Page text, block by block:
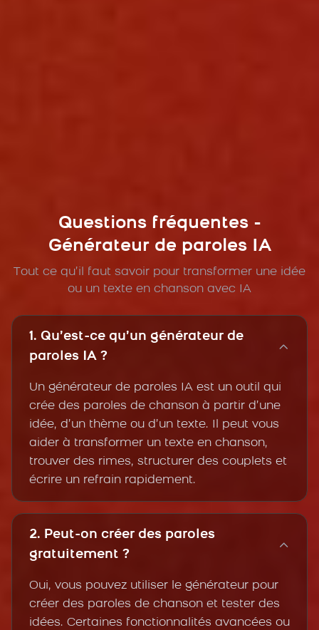
Questions fréquentes -
Générateur de paroles IA
Tout ce qu’il faut savoir pour transformer une idée
ou un texte en chanson avec IA
1. Qu’est-ce qu’un générateur de
paroles IA ?
Un générateur de paroles IA est un outil qui
crée des paroles de chanson à partir d’une
idée, d’un thème ou d’un texte. Il peut vous
aider à transformer un texte en chanson,
trouver des rimes, structurer des couplets et
écrire un refrain rapidement.
2. Peut-on créer des paroles
gratuitement ?
Oui, vous pouvez utiliser le générateur pour
créer des paroles de chanson et tester des
idées. Certaines fonctionnalités avancées ou